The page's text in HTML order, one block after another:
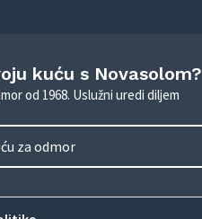
kuću s Novasolom?
od 1968. Uslužni uredi diljem
za odmor